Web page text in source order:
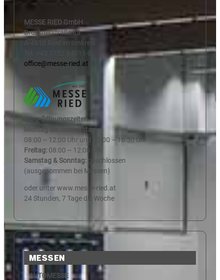
MESSE RIED GmbH
Brucknerstraße 39
A-4910 Ried im Innkreis
Tel. +43 7752 84011-0
office@messe-ried.at
Büro-Öffnungszeiten
Montag bis Donnerstag:
08:00 – 12:00 Uhr und 13:00 – 16:30 Uhr
Freitag: 08:00 – 12:00 Uhr
Samstag & Sonntag: geschlossen
(ausgenommen bei Messen)
oder unter www.messe-ried.at
24 Stunden, 7 Tage die Woche
MESSEN
AUTOMESSE